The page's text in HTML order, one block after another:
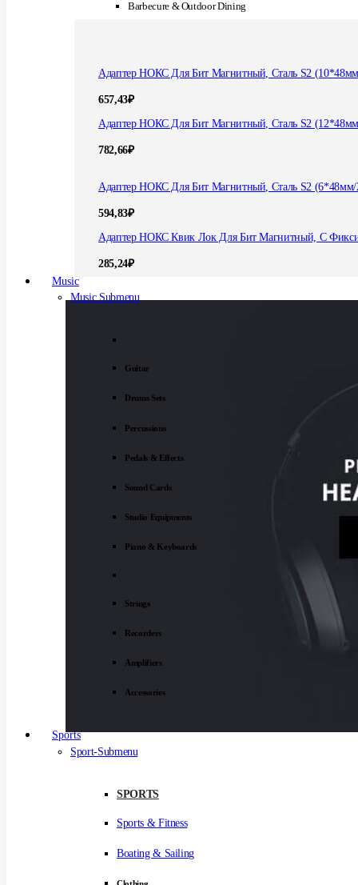
Barbecure & Outdoor Dining
Адаптер НОКС Для Бит Магнитный, Сталь S2
657,43₽
Адаптер НОКС Для Бит Магнитный, Сталь S2
782,66₽
Адаптер НОКС Для Бит Магнитный, Сталь S2
594,83₽
Адаптер НОКС Квик Лок Для Бит Магнитный, С
285,24₽
Music
Music Submenu
Guitar
Drums Sets
Percussions
Pedals & Effects
Sound Cards
Studio Equipments
Piano & Keyboards
Strings
Recorders
Amplifiers
Accessories
Sports
Sport-Submenu
SPORTS
Sports & Fitness
Boating & Sailing